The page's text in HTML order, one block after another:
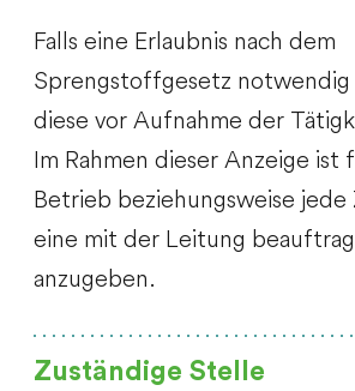
Falls eine Erlaubnis nach dem
Sprengstoffgesetz notwendig
diese vor Aufnahme der
Im Rahmen dieser Anzeige ist
Betrieb beziehungsweise
eine mit der Leitung
anzugeben.
Zuständige Stelle